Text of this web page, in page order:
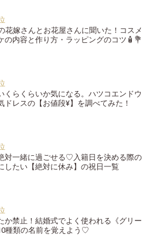
花嫁さんとお花屋さんに聞いた！コスメ
の内容と作り方・ラッピングのコツ🧴💐
くらくらいか気になる。ハツコエンドウ
ドレスの【お値段¥】を調べてみた！
対一緒に過ごせる♡入籍日を決める際の
したい【絶対に休み】の祝日一覧
か禁止！結婚式でよく使われる《グリー
種類の名前を覚えよう♡